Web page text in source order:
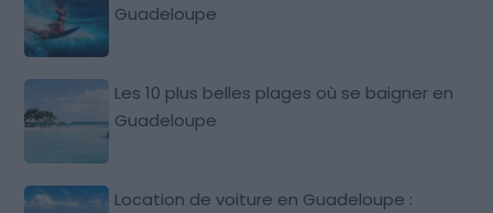
Guadeloupe
Les 10 plus belles plages où se baigner en
Guadeloupe
Location de voiture en Guadeloupe :